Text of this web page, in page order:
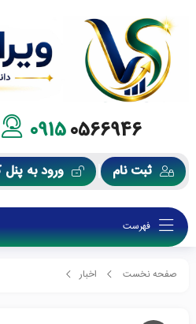
09150566946
ثبت نام ورود به پنل
فهرست
صفحه نخست اخبار